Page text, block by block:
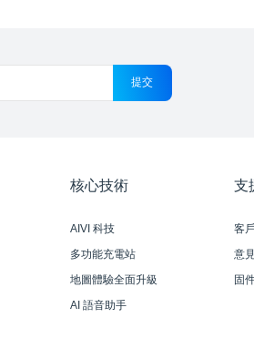
提交
核心技術
AIVI 科技
多功能充電站
地圖體驗全面升級
AI 語音助手
支
客
意
固